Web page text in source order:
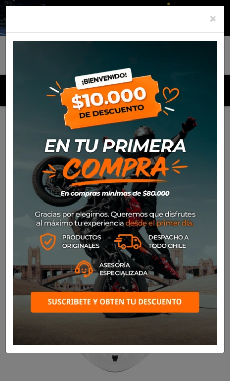
MENU
Productos Equipamiento Para el piloto
Casco Shark Skwall I3 Speed-Tech Wrk
×